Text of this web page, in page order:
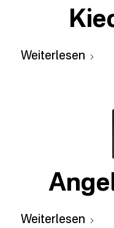
Weiterlesen
Weiterlesen